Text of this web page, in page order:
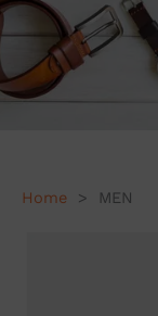
Home > MEN